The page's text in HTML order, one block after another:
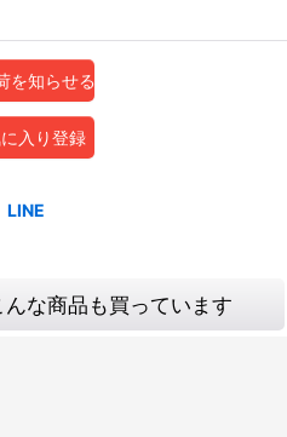
を知らせる
入り登録
な商品も買っています